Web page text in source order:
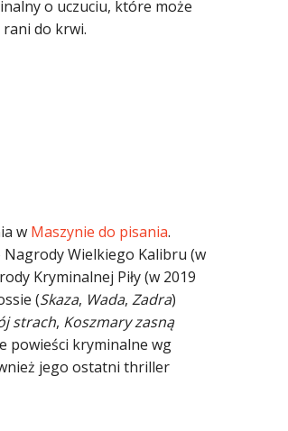
o uczuciu, które może
do krwi.
w Maszynie do pisania.
Wielkiego Kalibru (w
Kryminalnej Piły (w 2019
(Skaza, Wada, Zadra)
strach, Koszmary zasną
powieści kryminalne wg
jego ostatni thriller